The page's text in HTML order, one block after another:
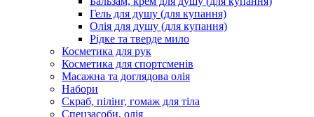
Гель для душу (для купання)
Олія для душу (для купання)
Рідке та тверде мило
Косметика для рук
Косметика для спортсменів
Масажна та доглядова олія
Набори
Скраб, пілінг, гомаж для тіла
Спецзасоби, олія